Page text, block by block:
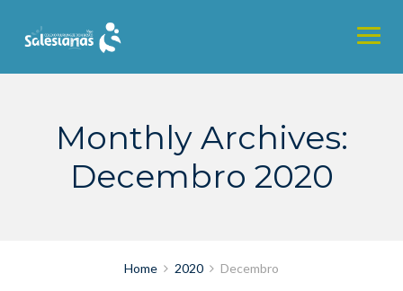
content
Monthly Archives:
Decembro 2020
Home 2020 Decembro